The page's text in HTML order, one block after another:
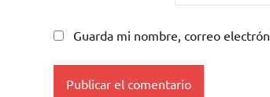
Guarda mi nombre, correo